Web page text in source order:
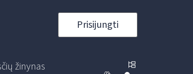
Prisijungti
žinynas